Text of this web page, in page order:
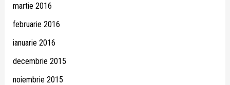
martie 2016
februarie 2016
ianuarie 2016
decembrie 2015
noiembrie 2015